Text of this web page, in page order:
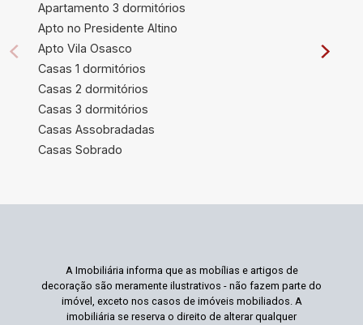
Apartamento 3 dormitórios
Apto no Presidente Altino
Apto Vila Osasco
Casas 1 dormitórios
Casas 2 dormitórios
Casas 3 dormitórios
Casas Assobradadas
Casas Sobrado
A Imobiliária informa que as mobílias e artigos de
decoração são meramente ilustrativos - não fazem parte do
imóvel, exceto nos casos de imóveis mobiliados. A
imobiliária se reserva o direito de alterar qualquer